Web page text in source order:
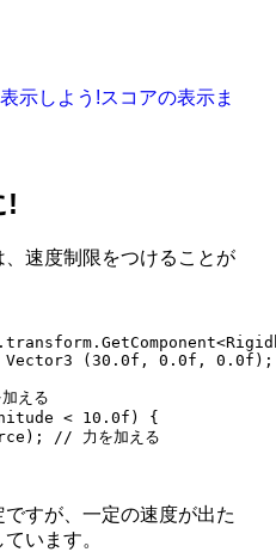
示しよう!スコアの表示ま
!
速度制限をつけることが
(30.0f, 0.0f, 0.0f);
える
< 10.0f) {
// 力を加える
すが、一定の速度が出た
います。